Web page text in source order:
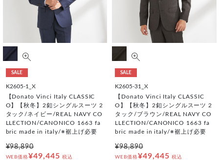
SALE
K2605-1_X
【Donato Vinci Italy CLASSIC
O】【秋冬】2釦シングルスーツ 2
タック/ネイビー/REAL NAVY CO
LLECTION/CANONICO 1663 fa
bric made in italy/※裾上げ必要
¥98,890
WEB価格¥49,445 税込
SALE
K2605-31_X
【Donato Vinci Italy CLASSIC
O】【秋冬】2釦シングルスーツ 2
タック/ブラウン/REAL NAVY CO
LLECTION/CANONICO 1663 fa
bric made in italy/※裾上げ必要
¥98,890
WEB価格¥49,445 税込